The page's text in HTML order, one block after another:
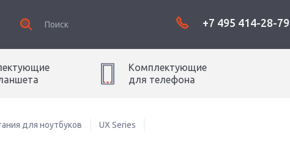
+7 495 414-28-79
а
Комплектующие
для телефона
для ноутбуков UX Series